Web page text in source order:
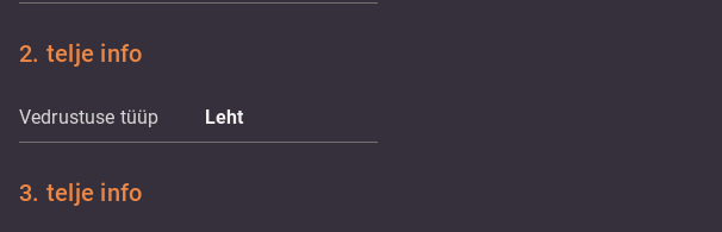
2. telje info
Vedrustuse tüüp Leht
3. telje info